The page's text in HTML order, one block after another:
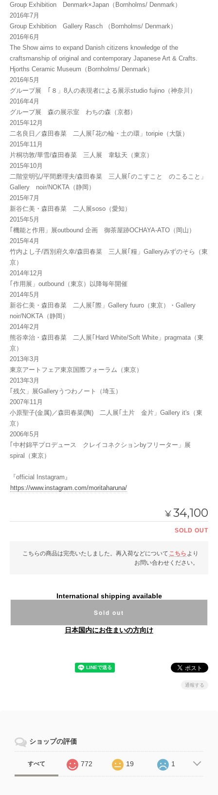
Group Exhibition Denmark×Japan（Bornholms/ Denmark）
2016年7月
Group Exhibition Gallery Rasch （Bornholms/ Denmark）
2016年6月
The Show aims to expand Danish citizens knowledge of the
craftsmanship of original and contemporary Japanese Art & Crafts.
Hjorths Ceramic Museum（Bornholms/ Denmark）
2016年5月
グループ展 ｢８」8人の表現者による展示studio fujino（神奈川）
2016年4月
グループ展 森の展示室 わちの森（京都）
2015年12月
二名良日／森田春菜 二人展｢花の輪・土の環」toripie（大阪）
2015年11月
片桐功敦/華雪/森田春菜 三人展 韋駄天（東京）
2015年10月
二階堂明弘/平間磨理夫/森田春菜 三人展｢のこすこと のこること」
Gallery noir/NOKTA（静岡）
2015年7月
新谷仁美・森田春菜 二人展soso（愛知）
2015年5月
｢機能と作用」展outbound 企画 御茶屋跡OCHAYA-ATO（岡山）
2015年4月
竹内よし子/西別府久幸/森田春菜 三人展｢糧」Galleryみずのそら（東
京）
2014年12月
｢作用展」outbound（東京）以降毎年開催
2014年5月
新谷仁美・森田春菜 二人展｢際」Gallery fuuro（東京）・Gallery
noir/NOKTA（静岡）
2014年2月
熊谷幸治・森田春菜 二人展｢Hard White/Soft White」pragmata（東
京）
2013年3月
東京アートフェア東京国際フォーラム（東京）
2013年3月
｢残欠」展Galleryうつわノート（埼玉）
2007年11月
小原聖子(金属)／森田春菜(陶) 二人展｢土片 金片」Gallery it's（東
京）
2006年5月
｢中村錦平プロデュース クレイコネクションbyフリーター」展
spiral（東京）
『official Instagram』
https://www.instagram.com/moritaharuna/
¥34,100
SOLD OUT
こちらの商品は完売いたしました。再入荷などについて こちら より
お問い合わせください。
International shipping available
Sold out
日本国内にお住まいの方向け
通報する
ショップの評価
すべて 772 19 1